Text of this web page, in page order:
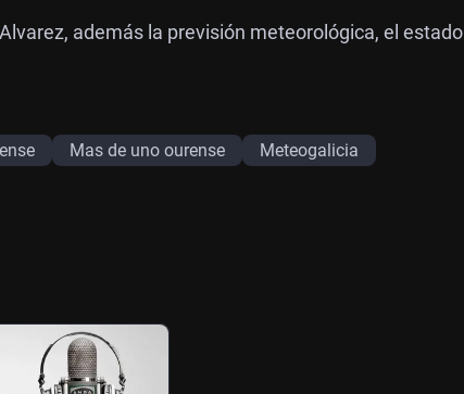
además la previsión meteorológica, el estado
Mas de uno ourense
Meteogalicia